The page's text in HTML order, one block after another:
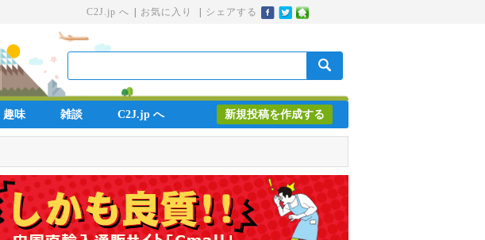
C2J.jp へ お気に入り シェアする
趣味 雑談 C2J.jp へ 新規投稿を作成する